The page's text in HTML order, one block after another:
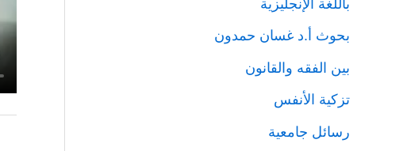
باللغة الإنجليزية
بحوث أ.د غسان حمدون
بين الفقه والقانون
تزكية الأنفس
رسائل جامعية